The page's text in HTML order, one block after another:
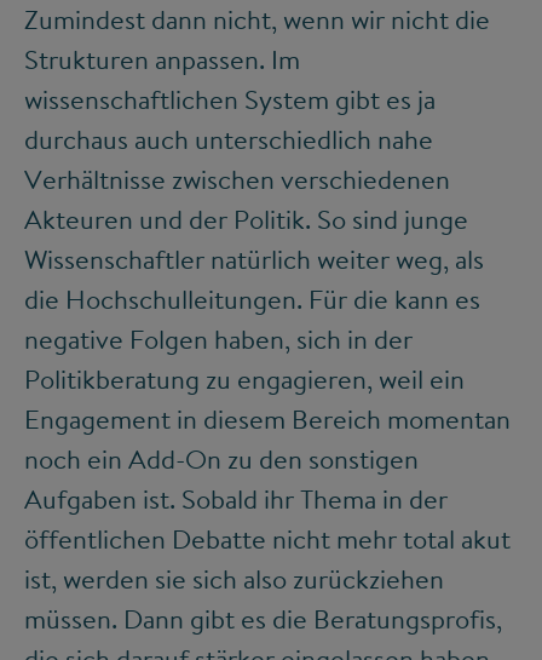
Zumindest dann nicht, wenn wir nicht die
Strukturen anpassen. Im
wissenschaftlichen System gibt es ja
durchaus auch unterschiedlich nahe
Verhältnisse zwischen verschiedenen
Akteuren und der Politik. So sind junge
Wissenschaftler natürlich weiter weg, als
die Hochschulleitungen. Für die kann es
negative Folgen haben, sich in der
Politikberatung zu engagieren, weil ein
Engagement in diesem Bereich momentan
noch ein Add-On zu den sonstigen
Aufgaben ist. Sobald ihr Thema in der
öffentlichen Debatte nicht mehr total akut
ist, werden sie sich also zurückziehen
müssen. Dann gibt es die Beratungsprofis,